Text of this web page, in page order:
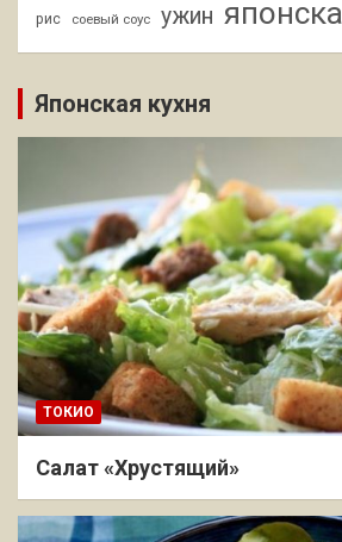
рис соевый соус ужин
Японская кухня
ТОКИО
Салат «Хрустящий»